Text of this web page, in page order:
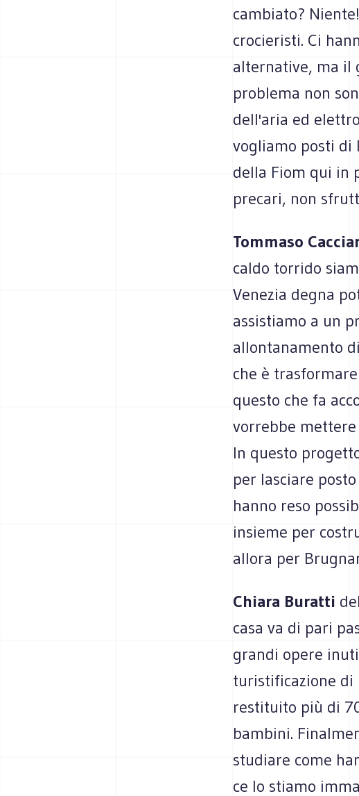
cambiato?
crocieristi. Ci
alternative, ma il
problema non
dell'aria ed
vogliamo posti di
della Fiom qui in
precari, non
Tommaso
caldo torrido
Venezia degna
assistiamo a un
allontanamento
che è
questo che fa
vorrebbe
In questo
per lasciare
hanno reso
insieme per
allora per
Chiara Buratti
casa va di pari
grandi opere
turistificazione di
restituito più di
bambini.
studiare come
ce lo stiamo